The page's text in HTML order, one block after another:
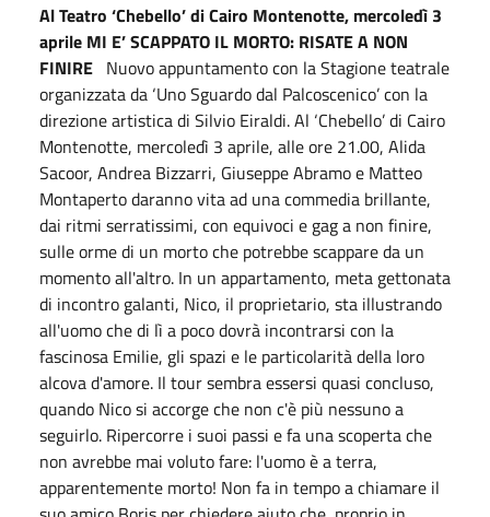
Al Teatro ‘Chebello’ di Cairo Montenotte, mercoledì 3
aprile MI E’ SCAPPATO IL MORTO: RISATE A NON
FINIRE Nuovo appuntamento con la Stagione teatrale
organizzata da ‘Uno Sguardo dal Palcoscenico’ con la
direzione artistica di Silvio Eiraldi. Al ‘Chebello’ di Cairo
Montenotte, mercoledì 3 aprile, alle ore 21.00, Alida
Sacoor, Andrea Bizzarri, Giuseppe Abramo e Matteo
Montaperto daranno vita ad una commedia brillante,
dai ritmi serratissimi, con equivoci e gag a non finire,
sulle orme di un morto che potrebbe scappare da un
momento all'altro. In un appartamento, meta gettonata
di incontro galanti, Nico, il proprietario, sta illustrando
all'uomo che di lì a poco dovrà incontrarsi con la
fascinosa Emilie, gli spazi e le particolarità della loro
alcova d'amore. Il tour sembra essersi quasi concluso,
quando Nico si accorge che non c'è più nessuno a
seguirlo. Ripercorre i suoi passi e fa una scoperta che
non avrebbe mai voluto fare: l'uomo è a terra,
apparentemente morto! Non fa in tempo a chiamare il